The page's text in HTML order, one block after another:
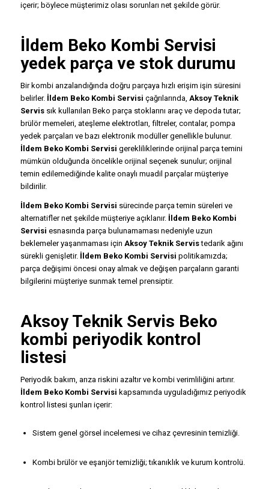
içerir; böylece müşterimiz olası sorunları net şekilde görür.
İldem Beko Kombi Servisi
yedek parça ve stok durumu
Bir kombi arızalandığında doğru parçaya hızlı erişim işin süresini
belirler. İldem Beko Kombi Servisi çağrılarında, Aksoy Teknik
Servissık kullanılan Beko parça stoklarını araç ve depoda tutar;
brülör memeleri, ateşleme elektrotları, filtreler, contalar, pompa
yedek parçaları ve bazı elektronik modüller genellikle bulunur.
İldem Beko Kombi Servisi gerekliliklerinde orijinal parça temini
mümkün olduğunda öncelikle orijinal seçenek sunulur; orijinal
temin edilemediğinde kalite onaylı muadil parçalar müşteriye
bildirilir.
İldem Beko Kombi Servisi sürecinde parça temin süreleri ve
alternatifler net şekilde müşteriye açıklanır. İldem Beko Kombi
Servisi esnasında parça bulunamaması nedeniyle uzun
beklemeler yaşanmaması için Aksoy Teknik Servistedarik ağını
sürekli genişletir. İldem Beko Kombi Servisi politikamızda;
parça değişimi öncesi onay almak ve değişen parçaların garanti
bilgilerini müşteriye sunmak temel prensiptir.
Aksoy Teknik Servis Beko
kombi periyodik kontrol
listesi
Periyodik bakım, arıza riskini azaltır ve kombi verimliliğini artırır.
İldem Beko Kombi Servisi kapsamında uyguladığımız periyodik
kontrol listesi şunları içerir:
Sistem genel görsel incelemesi ve cihaz çevresinin temizliği.
Kombi brülör ve eşanjör temizliği; tıkanıklık ve kurum kontrolü.